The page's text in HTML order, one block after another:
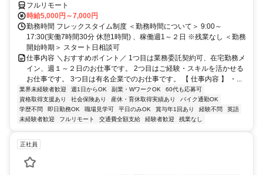
フルリモート
時給5,000円～7,000円
勤務時間 フレックスタイム制度 ＜勤務時間について＞ 9:00～
17:30(実働7時間30分 休憩1時間) 、稼働週1～２日 ※残業なし ＜勤務
開始時期＞ スタート日相談可
仕事内容 ＼おすすめポイント／ 1つ目は業務委託契約可、在宅勤務メ
イン、週１～２日のお仕事です。 2つ目はご経験・スキルを活かせる
お仕事です。 3つ目は有名企業でのお仕事です。 【 仕事内容 】 ・...
業界未経験者歓迎 週1日からOK 副業・WワークOK
60代も応募可
資格取得支援あり
社会保険あり 産休・育休取得実績あり
バイク通勤OK
学歴不問
即日勤務OK 職場見学可 平日のみOK 賞与年1回あり 経験不問
英語
未経験者歓迎
フルリモート 交通費全額支給 経験者歓迎 残業なし
正社員